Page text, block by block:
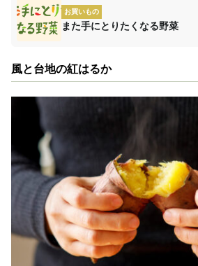
お買いもの
また手にとりたくなる野菜
風と台地の紅はるか